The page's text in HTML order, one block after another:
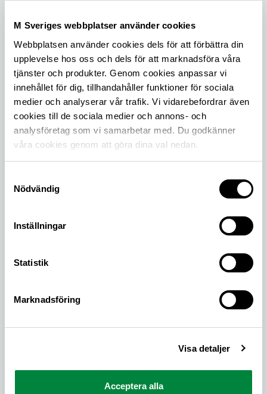
M Sveriges webbplatser använder cookies
Webbplatsen använder cookies dels för att förbättra din
upplevelse hos oss och dels för att marknadsföra våra
tjänster och produkter. Genom cookies anpassar vi
innehållet för dig, tillhandahåller funktioner för sociala
medier och analyserar vår trafik. Vi vidarebefordrar även
cookies till de sociala medier och annons- och
analysföretag som vi samarbetar med. Du godkänner
våra cookies genom att göra dina val nedan.
Nödvändig
Inställningar
Statistik
Marknadsföring
Visa detaljer
Acceptera alla
Omställningen
Sveriges vägtrafik står inför en omfattande klimat-
och energiomställning. Majoriteten vill bidra till
minskade utsläpp och göra hållbara val i
vardagen.
Rattfylla och droger
personer håller sig borta från trafiken.